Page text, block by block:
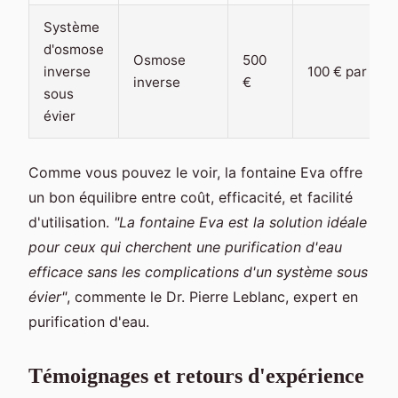
Système
d'osmose
inverse
sous
évier
Osmose
inverse
500
€
100 € par an
Comme vous pouvez le voir, la fontaine Eva offre
un bon équilibre entre coût, efficacité, et facilité
d'utilisation. "La fontaine Eva est la solution idéale
pour ceux qui cherchent une purification d'eau
efficace sans les complications d'un système sous
évier", commente le Dr. Pierre Leblanc, expert en
purification d'eau.
Témoignages et retours d'expérience